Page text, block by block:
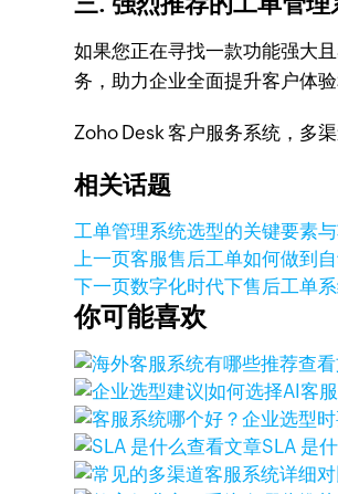
如果您正在寻找一款功能强大
务，助力企业全面提升客户体
Zoho Desk 客户服务系统，多
相关话题
工单管理系统选型的关键要素
上一页客服售后工单如何做到
下一页数字化时代下售后工单
你可能喜欢
查
查看文章SLA 是